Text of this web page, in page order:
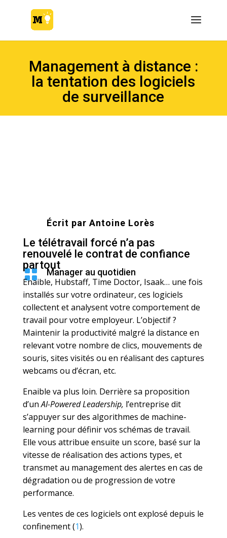
Management à distance :
la tentation des logiciels
de surveillance
Écrit par Antoine Lorès
 Manager au quotidien
Le télétravail forcé n’a pas
renouvelé le contrat de confiance
partout
Enaible, Hubstaff, Time Doctor, Isaak… une fois
installés sur votre ordinateur, ces logiciels
collectent et analysent votre comportement de
travail pour votre employeur. L’objectif ?
Maintenir la productivité malgré la distance en
relevant votre nombre de clics, mouvements de
souris, sites visités ou en réalisant des captures
webcams ou d’écran, etc.
Enaible va plus loin. Derrière sa proposition
d’unAI-Powered Leadership, l’entreprise dit
s’appuyer sur des algorithmes de machine-
learning pour définir vos schémas de travail.
Elle vous attribue ensuite un score, basé sur la
vitesse de réalisation des actions types, et
transmet au management des alertes en cas de
dégradation ou de progression de votre
performance.
Les ventes de ces logiciels ont explosé depuis le
confinement (1).